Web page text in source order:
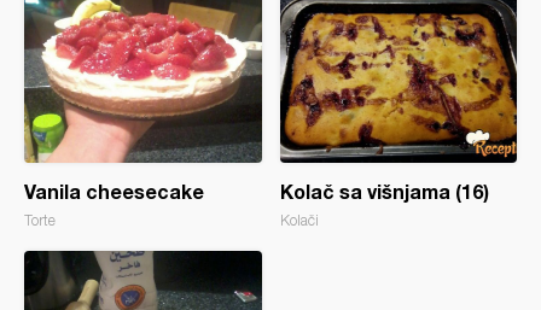
Vanila cheesecake
Torte
Kolač sa višnjama (16)
Kolači